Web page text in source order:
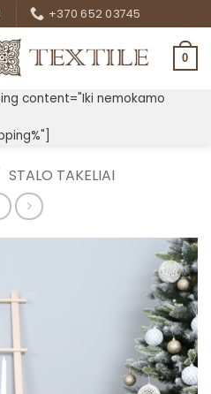
+370 652 03745
0
content="Iki nemokamo
STALO TAKELIAI